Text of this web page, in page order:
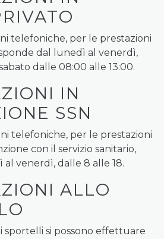
telefoniche, per le prestazioni
dal lunedì al venerdì,
dalle 08:00 alle 13:00.
IN
SSN
telefoniche, per le prestazioni
con il servizio sanitario,
venerdì, dalle 8 alle 18.
ALLO
sportelli si possono effettuare